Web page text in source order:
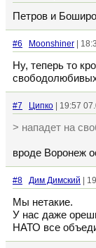
Петров и
#6 Moonshiner |
Ну, теперь то
#7 Ципко | 19:57
> нападет на
вроде Воронеж
#8 Дим Димский |
Мы нетакие.
У нас даже
НАТО все